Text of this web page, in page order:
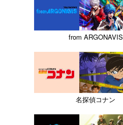
from ARGONAVIS
名探偵コナン